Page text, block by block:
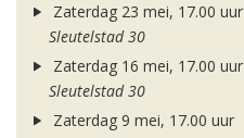
Zaterdag 23 mei, 17.00 uur
Sleutelstad 30
Zaterdag 16 mei, 17.00 uur
Sleutelstad 30
Zaterdag 9 mei, 17.00 uur